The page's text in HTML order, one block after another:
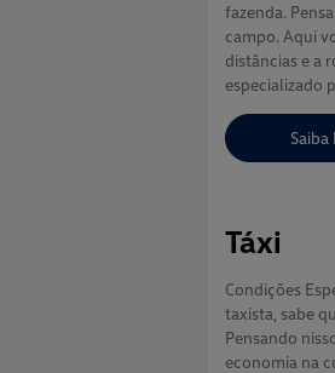
fazenda.
campo. Aqui
distâncias e a
especializado
Saiba
Táxi
Condições
taxista, sabe
Pensando
economia na